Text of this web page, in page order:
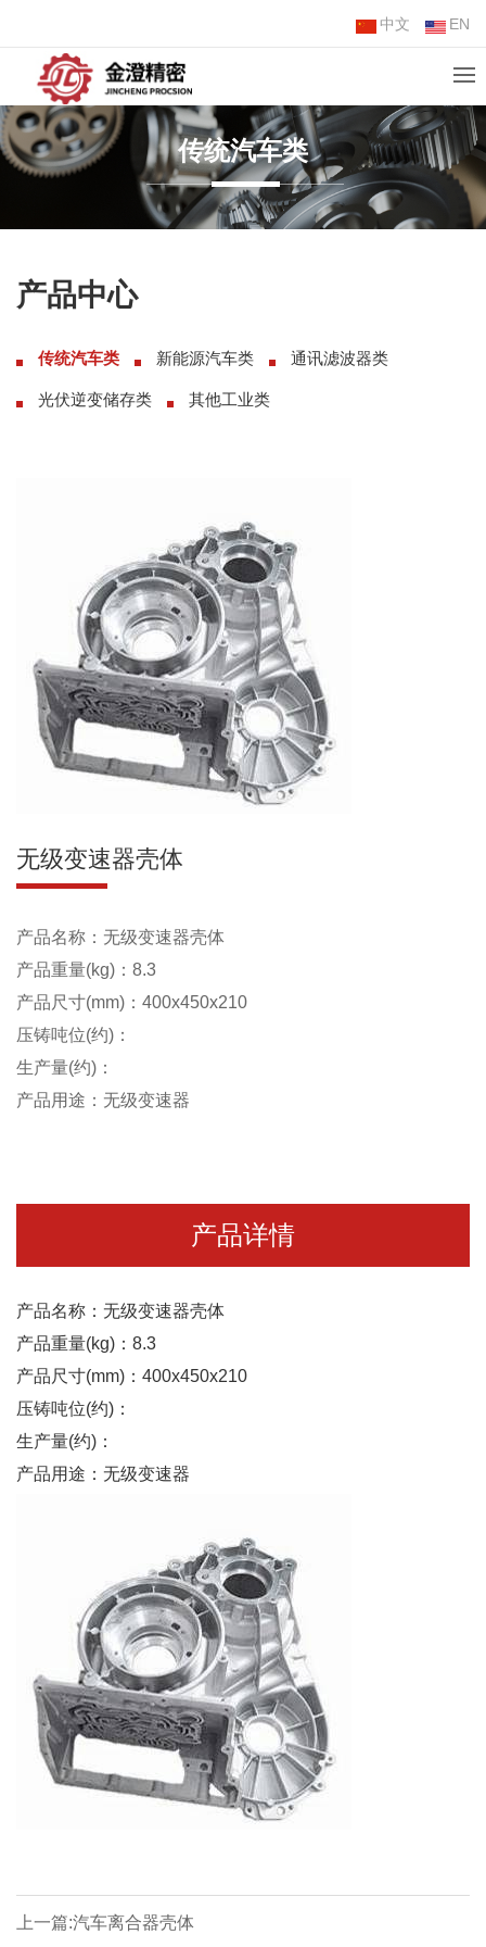
中文 EN
传统汽车类
产品中心
传统汽车类 新能源汽车类 通讯滤波器类
光伏逆变储存类 其他工业类
无级变速器壳体
产品名称：无级变速器壳体
产品重量(kg)：8.3
产品尺寸(mm)：400x450x210
压铸吨位(约)：
生产量(约)：
产品用途：无级变速器
产品详情
产品名称：无级变速器壳体
产品重量(kg)：8.3
产品尺寸(mm)：400x450x210
压铸吨位(约)：
生产量(约)：
产品用途：无级变速器
上一篇:汽车离合器壳体